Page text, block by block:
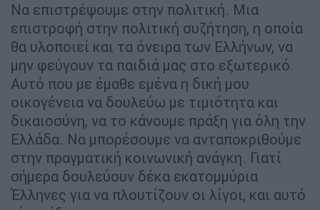
Να επιστρέψουμε στην πολιτική. Μια
επιστροφή στην πολιτική συζήτηση, η οποία
θα υλοποιεί και τα όνειρα των Ελλήνων, να
μην φεύγουν τα παιδιά μας στο εξωτερικό.
Αυτό που με έμαθε εμένα η δική μου
οικογένεια να δουλεύω με τιμιότητα και
δικαιοσύνη, να το κάνουμε πράξη για όλη την
Ελλάδα. Να μπορέσουμε να ανταποκριθούμε
στην πραγματική κοινωνική ανάγκη. Γιατί
σήμερα δουλεύουν δέκα εκατομμύρια
Έλληνες για να πλουτίζουν οι λίγοι, και αυτό